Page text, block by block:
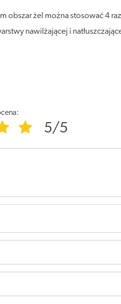
obszar żel można stosować 4
nawilżającej i
5/5